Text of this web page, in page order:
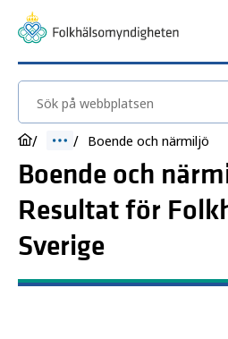
Sök på webbplatsen
Boende och närmiljö
Boende och
Resultat för
Sverige